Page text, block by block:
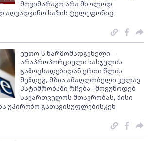
მოვიმარაგო არა მხოლოდ
აღვადგინო ხაზის ტელეფონიც
ეუთო-ს წარმომადგენელი -
არაპროპორციული სასჯელის
გამოცხადებიდან ერთი წლის
შემდეგ, მზია ამაღლობელი კვლავ
პატიმრობაში რჩება - მოვუწოდებ
საქართველოს მთავრობას, მისი
უპირობო გათავისუფლებისკენ